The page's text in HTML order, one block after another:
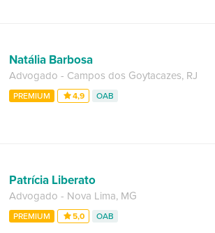
Natália Barbosa
Advogado - Campos dos Goytacazes, RJ
PREMIUM 4,9 OAB
Patrícia Liberato
Advogado - Nova Lima, MG
PREMIUM 5,0 OAB